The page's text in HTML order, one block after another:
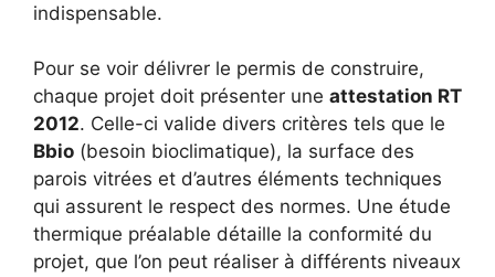
indispensable.
Pour se voir délivrer le permis de construire,
chaque projet doit présenter une attestation RT
2012. Celle-ci valide divers critères tels que le
Bbio (besoin bioclimatique), la surface des
parois vitrées et d’autres éléments techniques
qui assurent le respect des normes. Une étude
thermique préalable détaille la conformité du
projet, que l’on peut réaliser à différents niveaux